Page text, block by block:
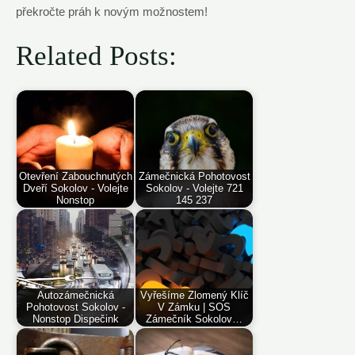
překročte práh k novým možnostem!
Related Posts:
Otevření Zabouchnutých
Dveří Sokolov - Volejte
Nonstop
Zámečnická Pohotovost
Sokolov - Volejte 721
145 237
Autozámečnická
Pohotovost Sokolov -
Nonstop Dispečink
Vyřešíme Zlomený Klíč
V Zámku | SOS
Zámečník Sokolov…